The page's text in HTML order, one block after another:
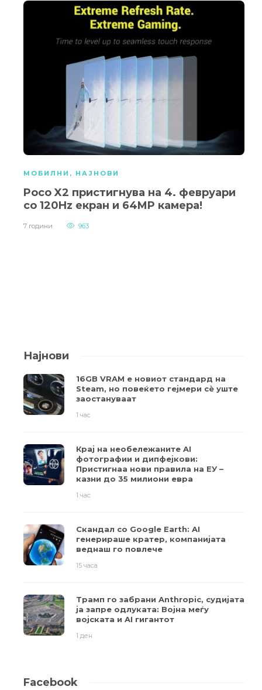
МОБИЛНИ , НАЈНОВИ
Poco X2 пристигнува на 4. февруари
со 120Hz екран и 64MP камера!
7 години 963
Најнови
16GB VRAM е новиот стандард на
Steam, но повеќето гејмери ​​сè уште
заостануваат
1 час
Крај на необележаните AI
фотографии и дипфејкови:
Пристигнаа нови правила на ЕУ –
казни до 35 милиони евра
1 час
Скандал со Google Earth: AI
генерираше кратер, компанијата
веднаш го повлече
15 часа
Трамп го забрани Anthropic, судијата
ја запре одлуката: Војна меѓу
војската и AI гигантот
1 ден
Facebook